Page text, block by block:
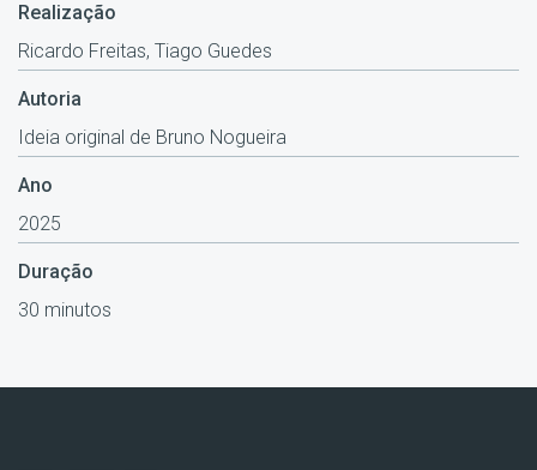
Realização
Ricardo Freitas, Tiago Guedes
Autoria
Ideia original de Bruno Nogueira
Ano
2025
Duração
30 minutos